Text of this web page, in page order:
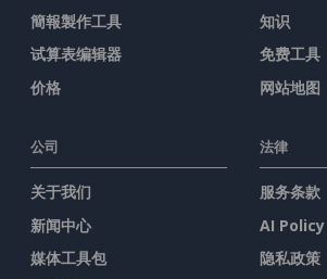
簡報製作工具
试算表编辑器
价格
知识
免费工具
网站地图
公司
关于我们
新闻中心
媒体工具包
法律
服务条款
AI Policy
隐私政策